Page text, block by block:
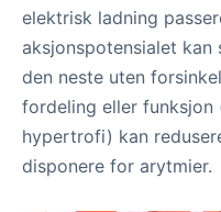
elektrisk ladning
aksjonspotensialet
den neste uten
fordeling eller funksjon
hypertrofi) kan
disponere for arytmier.